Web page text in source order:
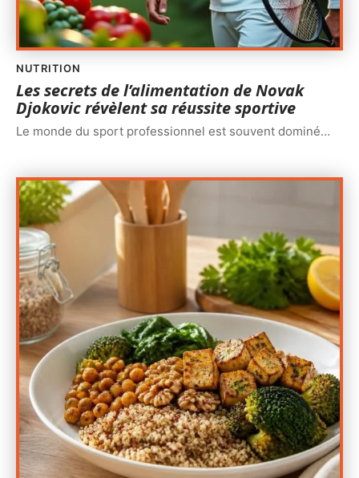
NUTRITION
Les secrets de l’alimentation de Novak
Djokovic révèlent sa réussite sportive
Le monde du sport professionnel est souvent dominé…